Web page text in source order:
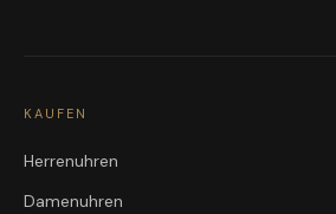
KAUFEN
Herrenuhren
Damenuhren